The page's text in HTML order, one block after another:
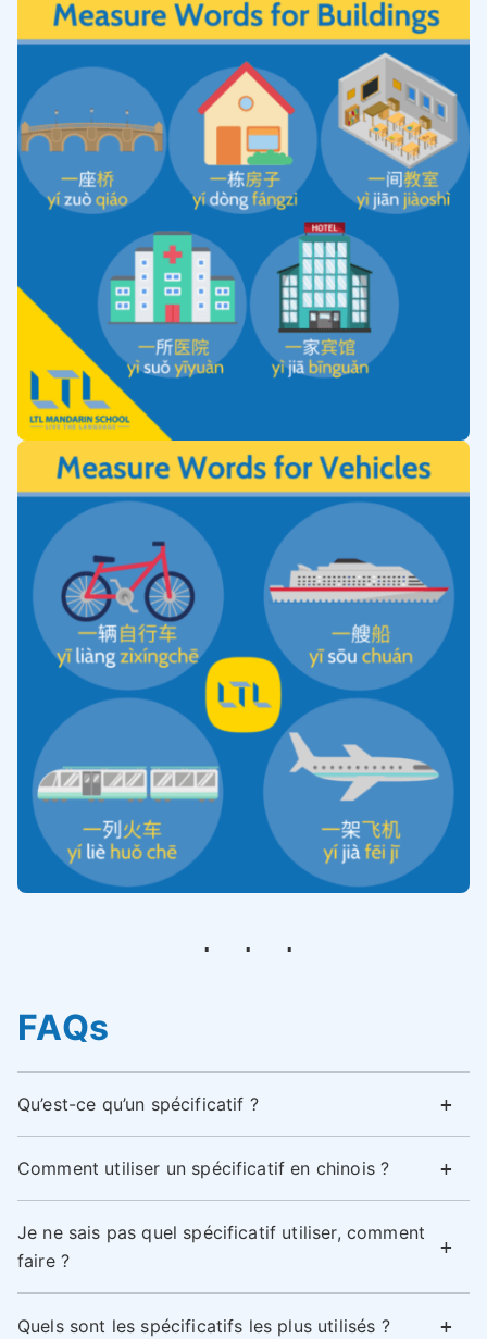
FAQs
Qu’est-ce qu’un spécificatif ?
Comment utiliser un spécificatif en chinois ?
Je ne sais pas quel spécificatif utiliser, comment
faire ?
Quels sont les spécificatifs les plus utilisés ?